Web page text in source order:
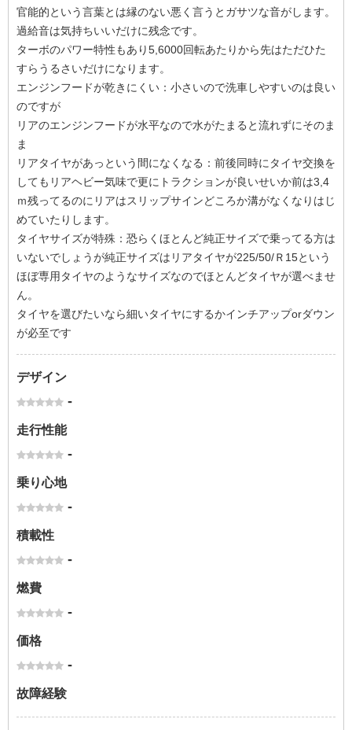
官能的という言葉とは縁のない悪く言うとガサツな音がします。
過給音は気持ちいいだけに残念です。
ターボのパワー特性もあり5,6000回転あたりから先はただひた
すらうるさいだけになります。
エンジンフードが乾きにくい：小さいので洗車しやすいのは良い
のですが
リアのエンジンフードが水平なので水がたまると流れずにそのま
ま
リアタイヤがあっという間になくなる：前後同時にタイヤ交換を
してもリアヘビー気味で更にトラクションが良いせいか前は3,4
ｍ残ってるのにリアはスリップサインどころか溝がなくなりはじ
めていたりします。
タイヤサイズが特殊：恐らくほとんど純正サイズで乗ってる方は
いないでしょうが純正サイズはリアタイヤが225/50/Ｒ15という
ほぼ専用タイヤのようなサイズなのでほとんどタイヤが選べませ
ん。
タイヤを選びたいなら細いタイヤにするかインチアップorダウン
が必至です
デザイン
-
走行性能
-
乗り心地
-
積載性
-
燃費
-
価格
-
故障経験